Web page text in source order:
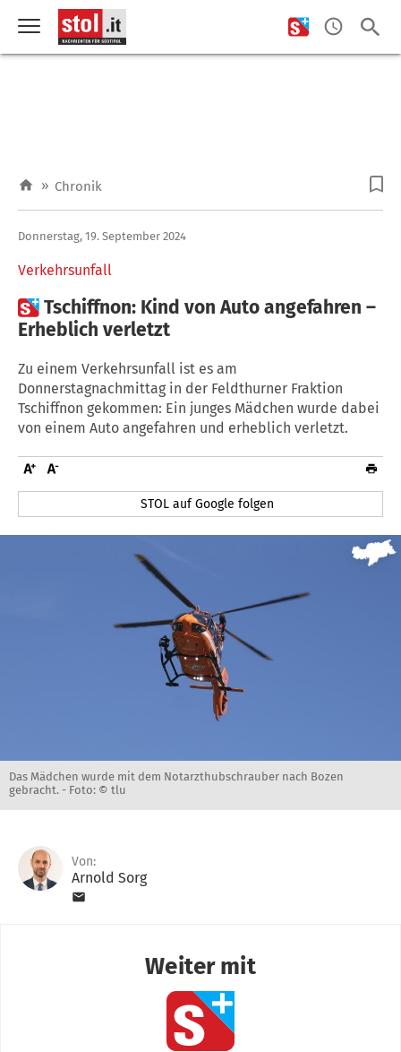
» Chronik
Verkehrsunfall
Donnerstag, 19. September 2024
Tschiffnon: Kind von Auto angefahren –
Erheblich verletzt
Zu einem Verkehrsunfall ist es am
Donnerstagnachmittag in der Feldthurner Fraktion
Tschiffnon gekommen: Ein junges Mädchen wurde dabei
von einem Auto angefahren und erheblich verletzt.
STOL auf Google folgen
Das Mädchen wurde mit dem Notarzthubschrauber nach Bozen
gebracht. - Foto: © tlu
Von:
Arnold Sorg